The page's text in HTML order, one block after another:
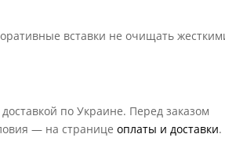
вставки не очищать
по Украине. Перед заказом
— на страницеоплаты и доставки.